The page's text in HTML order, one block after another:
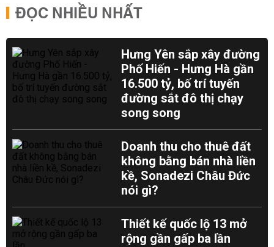
ĐỌC NHIỀU NHẤT
Hưng Yên sắp xây đường
Phố Hiến - Hưng Hà gần
16.500 tỷ, bố trí tuyến
đường sắt đô thị chạy
song song
Doanh thu cho thuê đất
không bằng bán nhà liền
kề, Sonadezi Châu Đức
nói gì?
Thiết kế quốc lộ 13 mở
rộng gần gấp ba lần